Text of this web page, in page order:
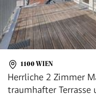
1100 WIEN
Herrliche 2 Zimmer
traumhafter Terrasse